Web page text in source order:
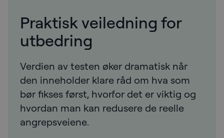
Praktisk veiledning for
utbedring
Verdien av testen øker dramatisk når
den inneholder klare råd om hva som
bør fikses først, hvorfor det er viktig og
hvordan man kan redusere de reelle
angrepsveiene.